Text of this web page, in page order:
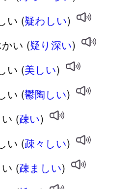
い (疑わしい)
い (疑り深い)
い (美しい)
い (鬱陶しい)
(疎い)
い (疎々しい)
(疎ましい)